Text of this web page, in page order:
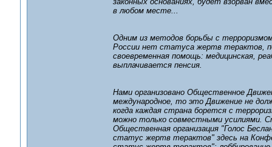
в любом месте...
Одним из методов борьбы с
России нет статуса жертв терактов,
своевременная помощь: медицинская,
выплачивается пенсия.
Нами организовано Общественное
международное, то это Движение не
когда каждая страна борется с
можно только совместными усилиями.
Общественная организация "Голос
статус жертв терактов" здесь на